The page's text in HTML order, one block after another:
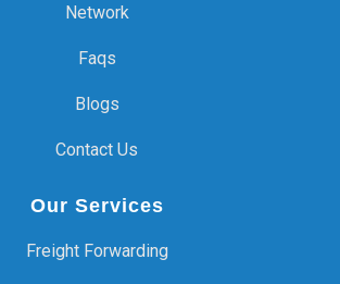
Network
Faqs
Blogs
Contact Us
Our Services
Freight Forwarding